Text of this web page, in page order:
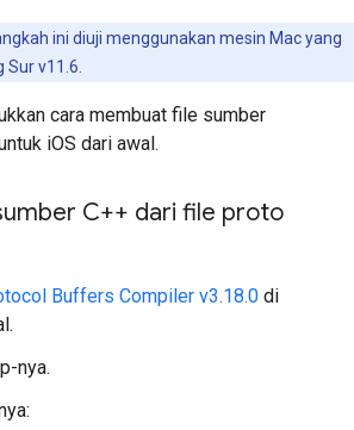
ini diuji menggunakan mesin Mac yang
v11.6.
cara membuat file sumber
iOS dari awal.
C++ dari file proto
Buffers Compiler v3.18.0 di
nya.